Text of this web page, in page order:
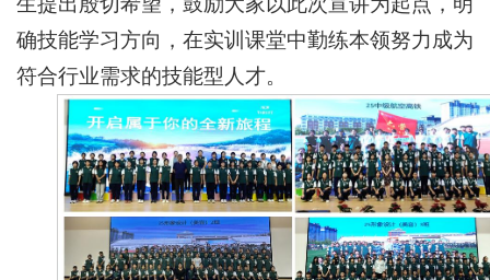
确技能学习方向，在实训课堂中勤练本领努力成为
符合行业需求的技能型人才。